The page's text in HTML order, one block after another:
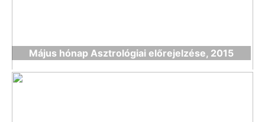
Május hónap Asztrológiai előrejelzése, 2015